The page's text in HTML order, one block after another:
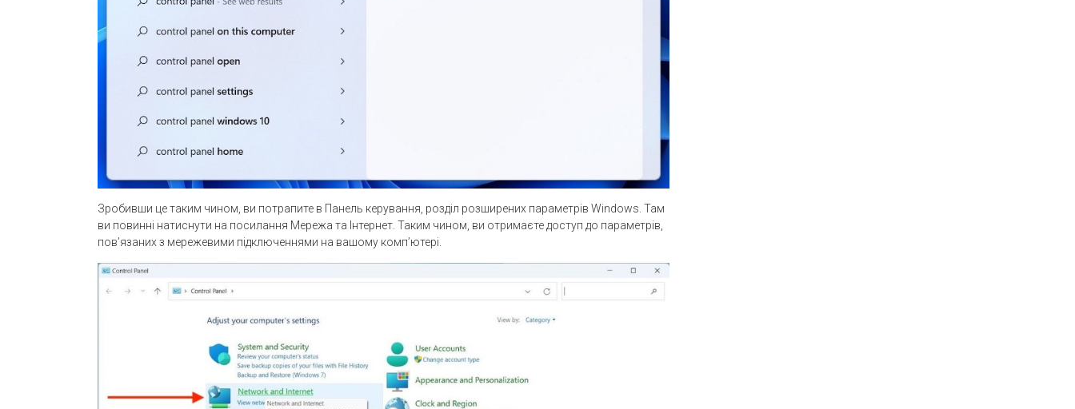
Зробивши це таким чином, ви потрапите в Панель керування, розділ розширених параметрів Windows. Там
ви повинні натиснути на посилання Мережа та Інтернет. Таким чином, ви отримаєте доступ до параметрів,
пов’язаних з мережевими підключеннями на вашому комп’ютері.